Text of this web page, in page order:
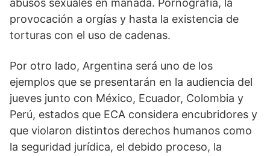
abusos sexuales en manada. Pornografía, la
provocación a orgías y hasta la existencia de
torturas con el uso de cadenas.
Por otro lado, Argentina será uno de los
ejemplos que se presentarán en la audiencia del
jueves junto con México, Ecuador, Colombia y
Perú, estados que ECA considera encubridores y
que violaron distintos derechos humanos como
la seguridad jurídica, el debido proceso, la